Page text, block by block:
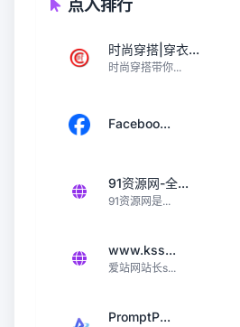
点入排行
时尚穿搭|穿衣...
时尚穿搭带你...
Faceboo...
91资源网-全...
91资源网是...
www.kss...
爱站网站长s...
PromptP...